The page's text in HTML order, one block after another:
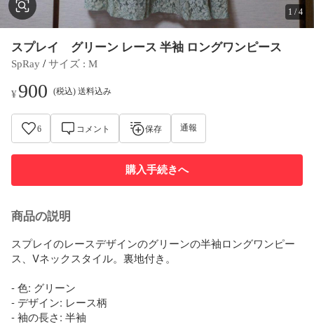
1 /4
スプレイ グリーン レース 半袖 ロングワンピース
SpRay / サイズ : M
¥900 (税込) 送料込み
6 コメント 保存 通報
購入手続きへ
商品の説明
スプレイのレースデザインのグリーンの半袖ロングワンピー
ス、Vネックスタイル。裏地付き。
- 色: グリーン
- デザイン: レース柄
- 袖の長さ: 半袖